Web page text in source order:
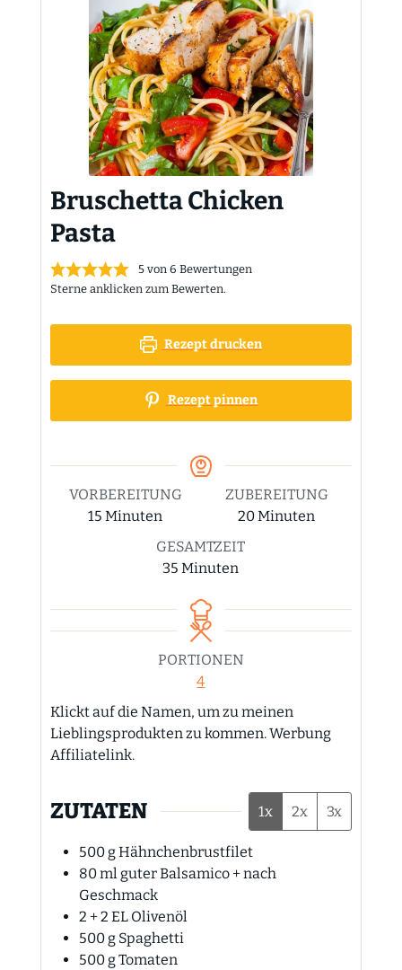
Bruschetta Chicken
Pasta
5von 6 Bewertungen
Sterne anklicken zum Bewerten.
Rezept drucken
Rezept pinnen
VORBEREITUNG
15 Minuten
Minuten
ZUBEREITUNG
20Minuten
Minuten
GESAMTZEIT
35 Minuten
Minuten
PORTIONEN
4
Klickt auf die Namen, um zu meinen
Lieblingsprodukten zu kommen. Werbung
Affiliatelink.
ZUTATEN 1x 2x 3x
500gHähnchenbrustfilet
80mlguter Balsamico + nach
Geschmack
2 + 2 EL Olivenöl
500g Spaghetti
500gTomaten